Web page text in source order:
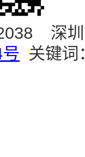
深
关键词